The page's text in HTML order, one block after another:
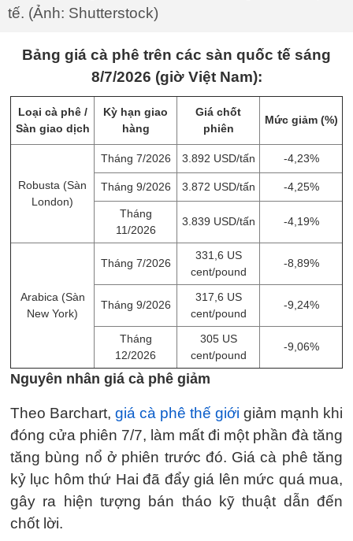
tế. (Ảnh: Shutterstock)
Bảng giá cà phê trên các sàn quốc tế sáng
8/7/2026 (giờ Việt Nam):
Loại cà phê /
Sàn giao dịch
Kỳ hạn giao
hàng
Giá chốt
phiên
Mức giảm (%)
Robusta (Sàn
London)
Tháng 7/2026 3.892 USD/tấn -4,23%
Tháng 9/2026 3.872 USD/tấn -4,25%
Tháng
11/2026
3.839 USD/tấn -4,19%
Arabica (Sàn
New York)
Tháng 7/2026
331,6 US
cent/pound
-8,89%
Tháng 9/2026
317,6 US
cent/pound
-9,24%
Tháng
12/2026
305 US
cent/pound
-9,06%
Nguyên nhân giá cà phê giảm
Theo Barchart, giá cà phê thế giới giảm mạnh khi
đóng cửa phiên 7/7, làm mất đi một phần đà tăng
tăng bùng nổ ở phiên trước đó. Giá cà phê tăng
kỷ lục hôm thứ Hai đã đẩy giá lên mức quá mua,
gây ra hiện tượng bán tháo kỹ thuật dẫn đến
chốt lời.